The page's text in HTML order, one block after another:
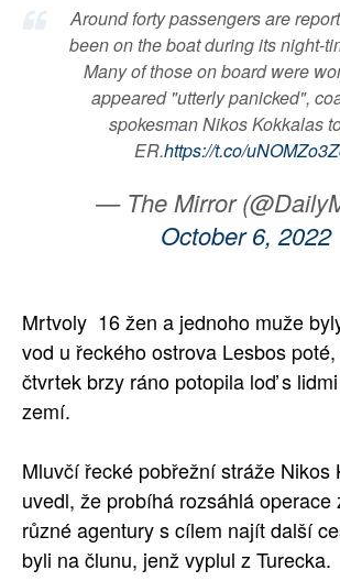
PLNÁ VERZE STRÁNEK
Around forty passengers are
been on the boat during its night-
Many of those on board were
appeared "utterly panicked",
spokesman Nikos Kokkalas
ER.https://t.co/
— The Mirror
October 6, 2022
Mrtvoly 16 žen a jednoho muže
vod u řeckého ostrova Lesbos
čtvrtek brzy ráno potopila loď s
zemí.
Mluvčí řecké pobřežní stráže Nikos
uvedl, že probíhá rozsáhlá operace
různé agentury s cílem najít další
byli na člunu, jenž vyplul z Turecka.